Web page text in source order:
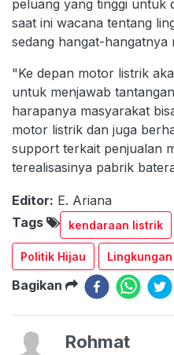
peluang yang tinggi untuk
saat ini wacana tentang
sedang hangat-hangatnya
"Ke depan motor listrik
untuk menjawab
harapanya masyarakat
motor listrik dan juga
support terkait penjualan
terealisasinya pabrik
Editor: E. Ariana
Tags
kendaraan listrik
Politik Hijau
Bagikan
Rohmat